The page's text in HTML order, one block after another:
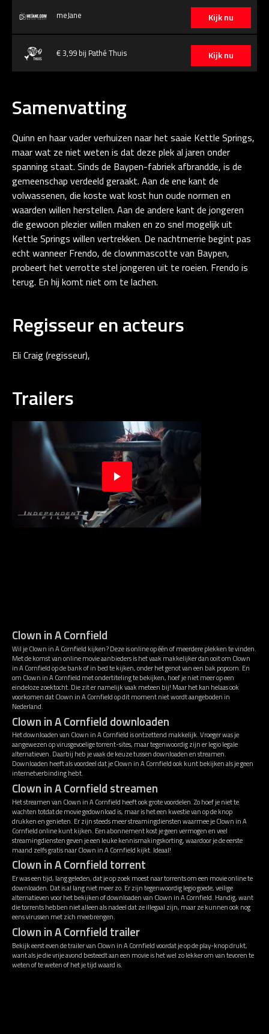
Kijk nu
meJane
Kijk nu
€ 3,99 bij Pathé Thuis
Samenvatting
Quinn en haar vader verhuizen naar het saaie Kettle Springs,
maar wat ze niet weten is dat deze plek al jaren onder
spanning staat. Sinds de Baypen-fabriek afbrandde, is de
gemeenschap verdeeld geraakt. Aan de ene kant de
volwassenen, die koste wat kost hun oude normen en
waarden willen herstellen. Aan de andere kant de jongeren
die gewoon plezier willen maken en zo snel mogelijk uit
Kettle Springs willen vertrekken. De nachtmerrie begint pas
echt wanneer Frendo, de clownmascotte van Baypen,
probeert het verrotte stel jongeren uit te roeien. Frendo is
terug. En hij komt niet om te lachen.
Regisseur en acteurs
Eli Craig (regisseur),
Trailers
Clown in A Cornfield
Wil je Clown in A Cornfield kijken? Deze is online op één of meerdere plekken te vinden.
Met de komst van online movie aanbieders is het vaak makkelijker dan ooit om Clown
in A Cornfield op de bank of in bed te kijken, onder het genot van een bak popcorn. En
om Clown in A Cornfield met ondertiteling te bekijken, hoef je niet meer op een
eindeloze zoektocht. Die zit er namelijk vaak meteen bij! Maar het kan helaas ook
voorkomen dat Clown in A Cornfield op dit moment niet wordt aangeboden in
Nederland.
Clown in A Cornfield downloaden
Het downloaden van Clown in A Cornfield is ontzettend makkelijk. Vroeger was je
aangewezen op virusgevoelige torrent-sites, maar tegenwoordig zijn er legio legale
alternatieven. Daarbij heb je vaak de keuze tussen downloaden en streamen.
Downloaden heeft als voordeel dat je Clown in A Cornfield ook kunt bekijken als je geen
internetverbinding hebt.
Clown in A Cornfield streamen
Het streamen van Clown in A Cornfield heeft ook grote voordelen. Zo hoef je niet te
wachten totdat de movie gedownload is, maar is het een kwestie van op de knop
drukken en genieten. Er zijn steeds meer streamingdiensten waarmee je Clown in A
Cornfield online kunt kijken. Een abonnement kost je geen vermogen en veel
streamingdiensten geven je een leuke kennismakingskorting, waardoor je de eerste
maand zelfs gratis naar Clown in A Cornfield kijkt. Ideaal!
Clown in A Cornfield torrent
Er was een tijd, lang geleden, dat je op zoek moest naar torrents om een movie online te
downloaden. Dat is al lang niet meer zo. Er zijn tegenwoordig legio goede, veilige
alternatieven voor het bekijken of downloaden van Clown in A Cornfield. Handig, want
die torrents hebben niet alleen als nadeel dat ze illegaal zijn, maar ze kunnen ook nog
eens virussen met zich meebrengen.
Clown in A Cornfield trailer
Bekijk eerst even de trailer van Clown in A Cornfield voordat je op de play-knop drukt,
want als je die vrije avond besteedt aan een movie is het wel zo lekker om van tevoren te
weten of te weten of het je tijd waard is.